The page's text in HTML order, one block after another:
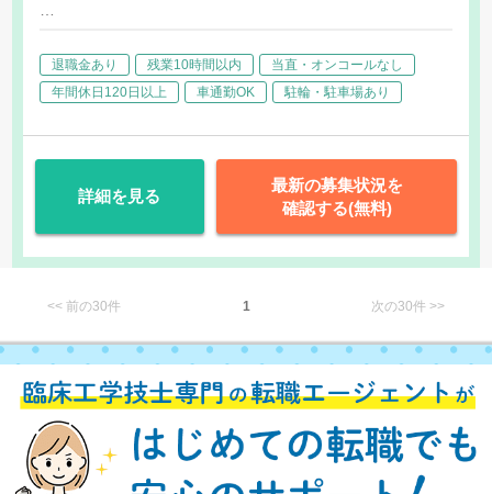
・医師の指示のもとに血液浄化装置等機器の操作及び保守点検
・機器のメンテナンスや調整等
・その他、上記に付随する業務
退職金あり 残業10時間以内
当直・オンコールなし
年間休日120日以上
車通勤OK 駐輪・駐車場あり
詳細を見る
最新の募集状況を
確認する(無料)
<< 前の30件 1 次の30件 >>